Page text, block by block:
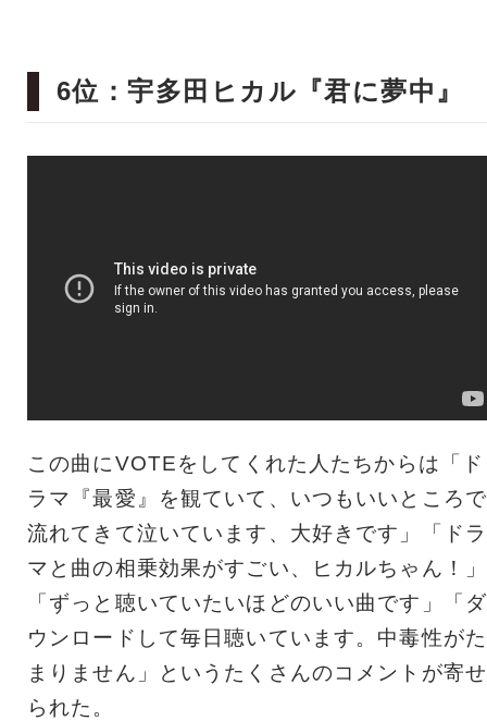
6位：宇多田ヒカル『君に夢中』
この曲にVOTEをしてくれた人たちからは「ド
ラマ『最愛』を観ていて、いつもいいところで
流れてきて泣いています、大好きです」「ドラ
マと曲の相乗効果がすごい、ヒカルちゃん！」
「ずっと聴いていたいほどのいい曲です」「ダ
ウンロードして毎日聴いています。中毒性がた
まりません」というたくさんのコメントが寄せ
られた。